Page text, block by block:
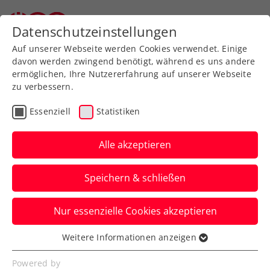
Zurück zur Newsübersicht
Ausbildung
Jürgens beste
Tennistipps – Teil 7: Der
Vorhandreturn
ÖTV-Sportdirektor Jürgen Melzer zeigt
euch mit ÖTV-Ausbildungsreferent Harald
Mair die richtige Technik.
Verfasst von: Manuel Wachta, 04.09.2024
Datenschutzeinstellungen
Auf unserer Webseite werden Cookies verwendet. Einige
davon werden zwingend benötigt, während es uns andere
ermöglichen, Ihre Nutzererfahrung auf unserer Webseite
zu verbessern.
Essenziell Statistiken
Alle akzeptieren
Speichern & schließen
Nur essenzielle Cookies akzeptieren
Essenziell
Essenzielle Cookies werden für grundlegende
Weitere Informationen anzeigen
Powered by